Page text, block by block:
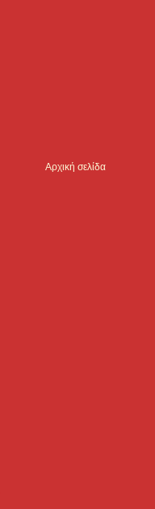
Αρχική σελίδα